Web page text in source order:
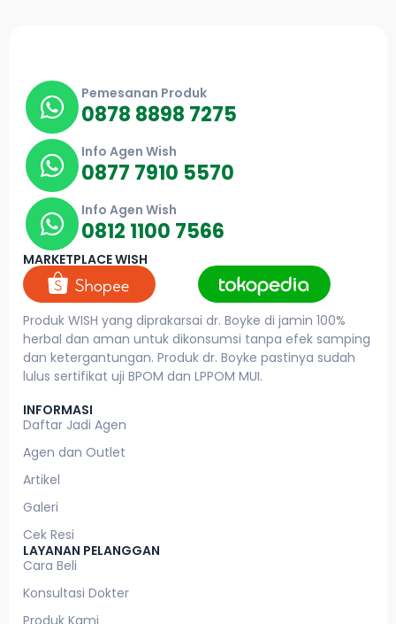
0878 8898 7275
Pemesanan Produk
0877 7910 5570
Info Agen Wish
0812 1100 7566
Info Agen Wish
MARKETPLACE WISH
Produk WISH yang diprakarsai dr. Boyke di jamin 100%
herbal dan aman untuk dikonsumsi tanpa efek samping
dan ketergantungan. Produk dr. Boyke pastinya sudah
lulus sertifikat uji BPOM dan LPPOM MUI.
INFORMASI
Daftar Jadi Agen
Agen dan Outlet
Artikel
Galeri
Cek Resi
LAYANAN PELANGGAN
Cara Beli
Konsultasi Dokter